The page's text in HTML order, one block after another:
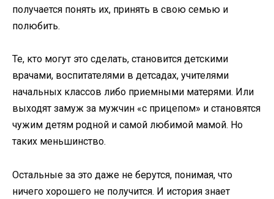
получается понять их, принять в свою семью и
полюбить.
Те, кто могут это сделать, становится детскими
врачами, воспитателями в детсадах, учителями
начальных классов либо приемными матерями. Или
выходят замуж за мужчин «с прицепом» и становятся
чужим детям родной и самой любимой мамой. Но
таких меньшинство.
Остальные за это даже не берутся, понимая, что
ничего хорошего не получится. И история знает